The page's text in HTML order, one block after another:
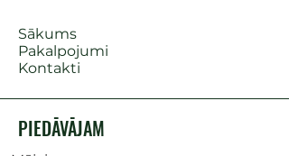
Sākums
Pakalpojumi
Kontakti
PIEDĀVĀJAM